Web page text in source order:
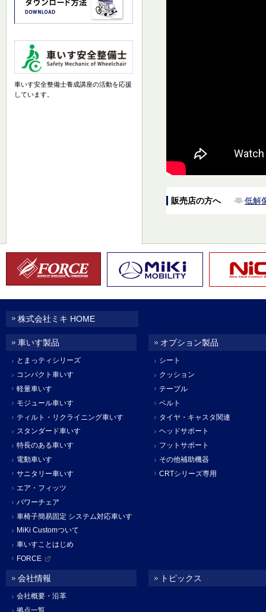
販売店の方へ 低解
車いす安全整備士養成講座の活動を応援
しています。
株式会社ミキ HOME
車いす製品
とまっティシリーズ
コンパクト車いす
軽量車いす
モジュール車いす
ティルト・リクライニング車いす
スタンダード車いす
特長のある車いす
電動車いす
サニタリー車いす
エア・フィッツ
パワーチェア
車椅子簡易固定 システム対応車いす
MiKi Customついて
車いすことはじめ
FORCE
オプション製品
シート
クッション
テーブル
ベルト
タイヤ・キャスタ関連
ヘッドサポート
フットサポート
その他補助機器
CRTシリーズ専用
会社情報
会社概要・沿革
トピックス